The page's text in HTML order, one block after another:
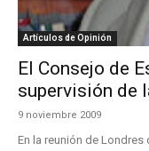
Artículos de Opinión
El Consejo de
supervisión de
9 noviembre 2009
En la reunión de